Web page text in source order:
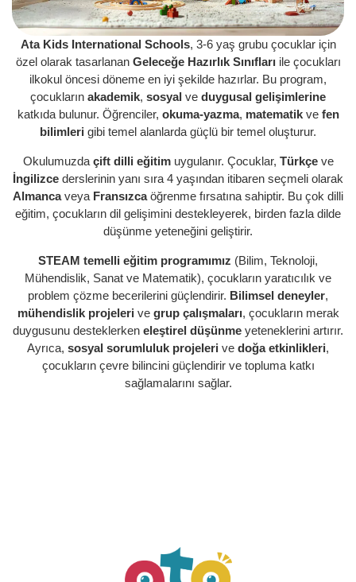
Ata Kids International Schools, 3-6 yaş grubu çocuklar için
özel olarak tasarlanan Geleceğe Hazırlık Sınıflarıile çocukları
ilkokul öncesi döneme en iyi şekilde hazırlar. Bu program,
çocukların akademik, sosyal ve duygusal gelişimlerine
katkıda bulunur. Öğrenciler, okuma-yazma, matematikve fen
bilimleri gibi temel alanlarda güçlü bir temel oluşturur.
Okulumuzdaçift dilli eğitimuygulanır. Çocuklar, Türkçeve
İngilizce derslerinin yanı sıra 4 yaşından itibaren seçmeli olarak
Almancaveya Fransızcaöğrenme fırsatına sahiptir. Bu çok dilli
eğitim, çocukların dil gelişimini destekleyerek, birden fazla dilde
düşünme yeteneğini geliştirir.
STEAM temelli eğitim programımız (Bilim, Teknoloji,
Mühendislik, Sanat ve Matematik), çocukların yaratıcılık ve
problem çözme becerilerini güçlendirir. Bilimsel deneyler,
mühendislik projeleri ve grup çalışmaları, çocukların merak
duygusunu desteklerken eleştirel düşünme yeteneklerini artırır.
Ayrıca, sosyal sorumluluk projeleri ve doğa etkinlikleri,
çocukların çevre bilincini güçlendirir ve topluma katkı
sağlamalarını sağlar.